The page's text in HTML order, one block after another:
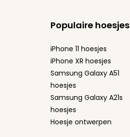
Populaire hoesjes
iPhone 11 hoesjes
iPhone XR hoesjes
Samsung Galaxy A51
hoesjes
Samsung Galaxy A21s
hoesjes
Hoesje ontwerpen